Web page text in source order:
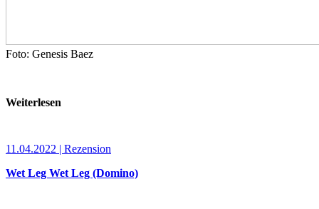
Foto: Genesis Baez
Weiterlesen
11.04.2022 | Rezension
Wet Leg Wet Leg (Domino)